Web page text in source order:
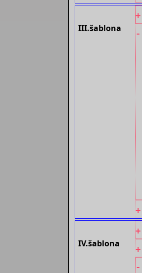
III.šablona
+
-
+
IV.šablona
+
+
-